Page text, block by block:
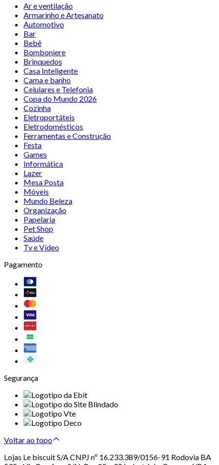
Ar e ventilação
Armarinho e Artesanato
Automotivo
Bar
Bebê
Bomboniere
Brinquedos
Casa Inteligente
Cama e banho
Celulares e Telefonia
Copa do Mundo 2026
Cozinha
Eletroportáteis
Eletrodomésticos
Ferramentas e Construção
Festa
Games
Informática
Lazer
Mesa Posta
Móveis
Mundo Beleza
Organização
Papelaria
Pet Shop
Saúde
Tv e Vídeo
Pagamento
Segurança
Voltar ao topo
Lojas Le biscuit S/A CNPJ nº 16.233.389/0156-91 Rodovia BA